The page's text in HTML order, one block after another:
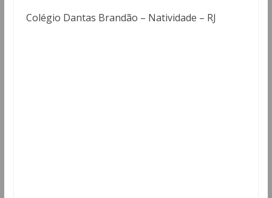
Colégio Dantas Brandão – Natividade – RJ